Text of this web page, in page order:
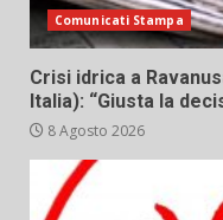
Comunicati Stampa
Crisi idrica a
Italia): “Giusta la
8 Agosto 2026